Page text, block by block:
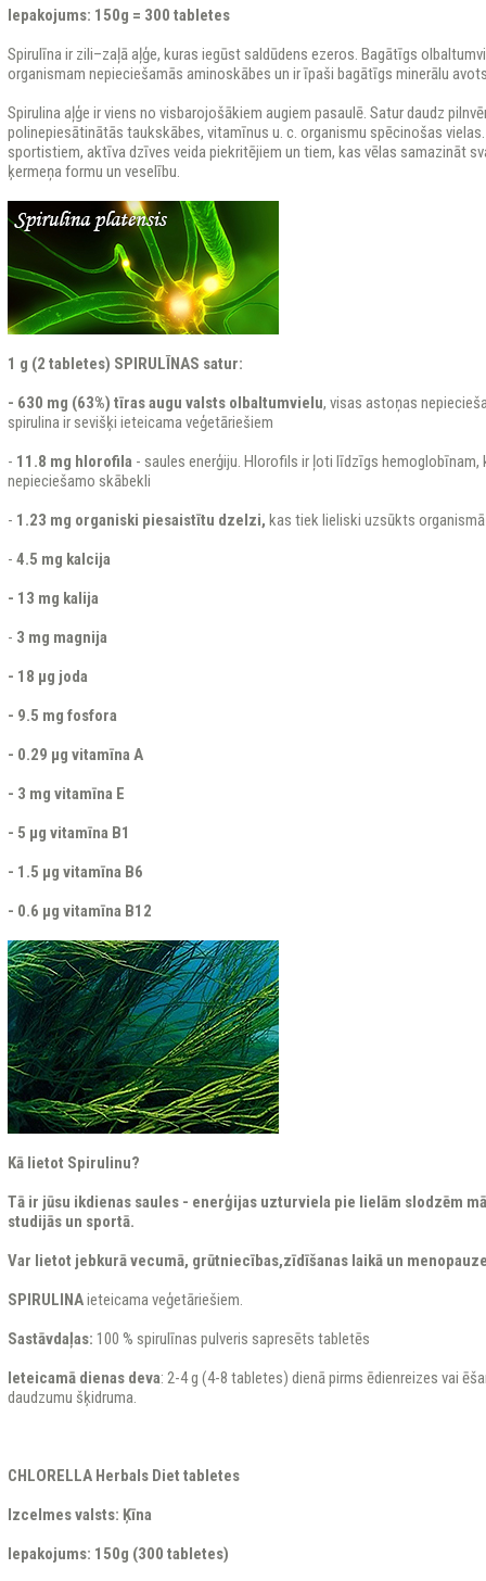
Iepakojums: 150g = 300 tabletes
Spirulīna ir zili–zaļā aļģe, kuras iegūst saldūdens ezeros. Bagātīgs
organismam nepieciešamās aminoskābes un ir īpaši bagātīgs minerālu
Spirulina aļģe ir viens no visbarojošākiem augiem pasaulē. Satur daudz
polinepiesātinātās taukskābes, vitamīnus u. c. organismu spēcinošas
sportistiem, aktīva dzīves veida piekritējiem un tiem, kas vēlas samazināt
ķermeņa formu un veselību.
1 g (2 tabletes) SPIRULĪNAS satur:
- 630 mg (63%) tīras augu valsts olbaltumvielu, visas astoņas
spirulina ir sevišķi ieteicama veģetāriešiem
- 11.8 mg hlorofila - saules enerģiju. Hlorofils ir ļoti līdzīgs hemoglobīnam,
nepieciešamo skābekli
- 1.23 mg organiski piesaistītu dzelzi, kas tiek lieliski uzsūkts organismā
- 4.5 mg kalcija
- 13 mg kalija
- 3 mg magnija
- 18 μg joda
- 9.5 mg fosfora
- 0.29 μg vitamīna A
- 3 mg vitamīna E
- 5 μg vitamīna B1
- 1.5 μg vitamīna B6
- 0.6 μg vitamīna B12
Kā lietot Spirulinu?
Tā ir jūsu ikdienas saules - enerģijas uzturviela pie lielām slodzēm
studijās un sportā.
Var lietot jebkurā vecumā, grūtniecības,zīdīšanas laikā un
SPIRULINAieteicama veģetāriešiem.
Sastāvdaļas: 100 % spirulīnas pulveris sapresēts tabletēs
Ieteicamā dienas deva: 2-4 g (4-8 tabletes) dienā pirms ēdienreizes vai
daudzumu šķidruma.
CHLORELLA Herbals Diet tabletes
Izcelmes valsts: Ķīna
Iepakojums: 150g (300 tabletes)